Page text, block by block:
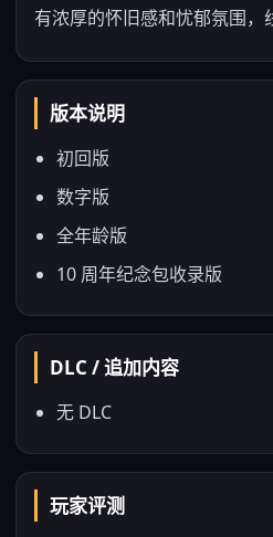
有浓厚的怀旧感和忧郁氛围，
版本说明
初回版
数字版
全年龄版
10 周年纪念包收录版
DLC / 追加内容
无 DLC
玩家评测